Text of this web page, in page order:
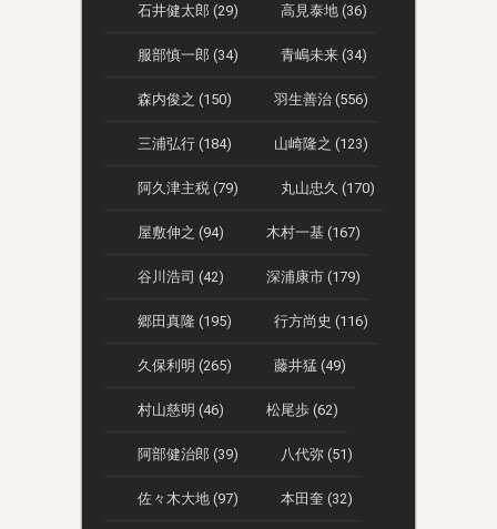
石井健太郎 (29) 高見泰地 (36)
服部慎一郎 (34) 青嶋未来 (34)
森内俊之 (150) 羽生善治 (556)
三浦弘行 (184) 山崎隆之 (123)
阿久津主税 (79) 丸山忠久 (170)
屋敷伸之 (94) 木村一基 (167)
谷川浩司 (42) 深浦康市 (179)
郷田真隆 (195) 行方尚史 (116)
久保利明 (265) 藤井猛 (49)
村山慈明 (46) 松尾歩 (62)
阿部健治郎 (39) 八代弥 (51)
佐々木大地 (97) 本田奎 (32)